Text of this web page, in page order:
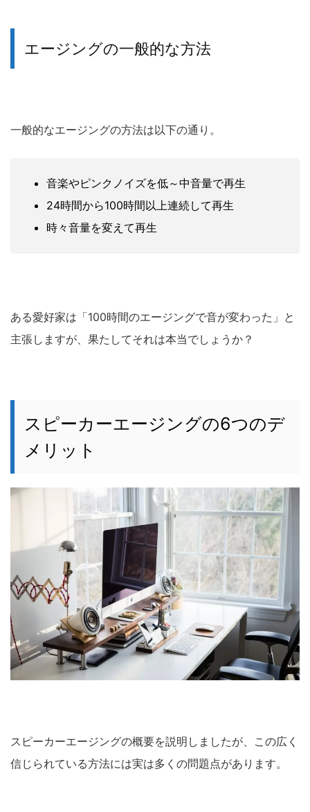
エージングの一般的な方法
一般的なエージングの方法は以下の通り。
音楽やピンクノイズを低～中音量で再生
24時間から100時間以上連続して再生
時々音量を変えて再生
ある愛好家は「100時間のエージングで音が変わった」と
主張しますが、果たしてそれは本当でしょうか？
スピーカーエージングの6つのデ
メリット
スピーカーエージングの概要を説明しましたが、この広く
信じられている方法には実は多くの問題点があります。